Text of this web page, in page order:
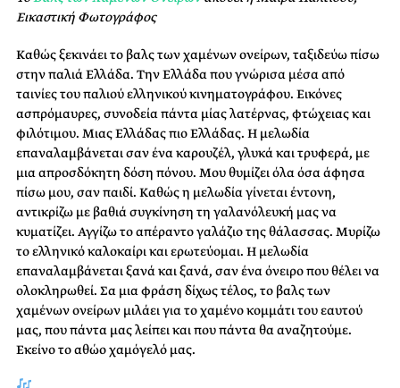
Εικαστική Φωτογράφος
Καθώς ξεκινάει το βαλς των χαμένων ονείρων, ταξιδεύω πίσω
στην παλιά Ελλάδα. Την Ελλάδα που γνώρισα μέσα από
ταινίες του παλιού ελληνικού κινηματογράφου. Εικόνες
ασπρόμαυρες, συνοδεία πάντα μίας λατέρνας, φτώχειας και
φιλότιμου. Μιας Ελλάδας πιο Ελλάδας. Η μελωδία
επαναλαμβάνεται σαν ένα καρουζέλ, γλυκά και τρυφερά, με
μια απροσδόκητη δόση πόνου. Μου θυμίζει όλα όσα άφησα
πίσω μου, σαν παιδί. Καθώς η μελωδία γίνεται έντονη,
αντικρίζω με βαθιά συγκίνηση τη γαλανόλευκή μας να
κυματίζει. Αγγίζω το απέραντο γαλάζιο της θάλασσας. Μυρίζω
το ελληνικό καλοκαίρι και ερωτεύομαι. Η μελωδία
επαναλαμβάνεται ξανά και ξανά, σαν ένα όνειρο που θέλει να
ολοκληρωθεί. Σα μια φράση δίχως τέλος, το βαλς των
χαμένων ονείρων μιλάει για το χαμένο κομμάτι του εαυτού
μας, που πάντα μας λείπει και που πάντα θα αναζητούμε.
Εκείνο το αθώο χαμόγελό μας.